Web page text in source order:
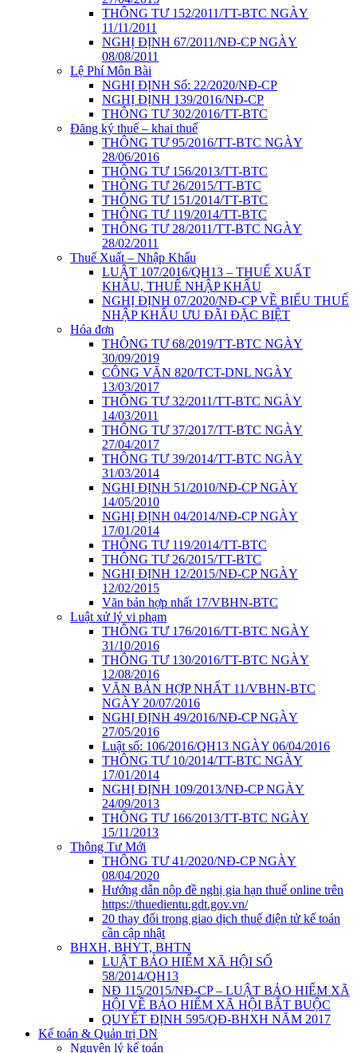
THÔNG TƯ 152/2011/TT-BTC NGÀY
11/11/2011
NGHỊ ĐỊNH 67/2011/NĐ-CP NGÀY
08/08/2011
Lệ Phí Môn Bài
NGHỊ ĐỊNH Số: 22/2020/NĐ-CP
NGHỊ ĐỊNH 139/2016/NĐ-CP
THÔNG TƯ 302/2016/TT-BTC
Đăng ký thuế – khai thuế
THÔNG TƯ 95/2016/TT-BTC NGÀY
28/06/2016
THÔNG TƯ 156/2013/TT-BTC
THÔNG TƯ 26/2015/TT-BTC
THÔNG TƯ 151/2014/TT-BTC
THÔNG TƯ 119/2014/TT-BTC
THÔNG TƯ 28/2011/TT-BTC NGÀY
28/02/2011
Thuế Xuất – Nhập Khẩu
LUẬT 107/2016/QH13 – THUẾ XUẤT
KHẨU, THUẾ NHẬP KHẨU
NGHỊ ĐỊNH 07/2020/NĐ-CP VỀ BIỂU THUẾ
NHẬP KHẨU ƯU ĐÃI ĐẶC BIỆT
Hóa đơn
THÔNG TƯ 68/2019/TT-BTC NGÀY
30/09/2019
CÔNG VĂN 820/TCT-DNL NGÀY
13/03/2017
THÔNG TƯ 32/2011/TT-BTC NGÀY
14/03/2011
THÔNG TƯ 37/2017/TT-BTC NGÀY
27/04/2017
THÔNG TƯ 39/2014/TT-BTC NGÀY
31/03/2014
NGHỊ ĐỊNH 51/2010/NĐ-CP NGÀY
14/05/2010
NGHỊ ĐỊNH 04/2014/NĐ-CP NGÀY
17/01/2014
THÔNG TƯ 119/2014/TT-BTC
THÔNG TƯ 26/2015/TT-BTC
NGHỊ ĐỊNH 12/2015/NĐ-CP NGÀY
12/02/2015
Văn bản hợp nhất 17/VBHN-BTC
Luật xử lý vi phạm
THÔNG TƯ 176/2016/TT-BTC NGÀY
31/10/2016
THÔNG TƯ 130/2016/TT-BTC NGÀY
12/08/2016
VĂN BẢN HỢP NHẤT 11/VBHN-BTC
NGÀY 20/07/2016
NGHỊ ĐỊNH 49/2016/NĐ-CP NGÀY
27/05/2016
Luật số: 106/2016/QH13 NGÀY 06/04/2016
THÔNG TƯ 10/2014/TT-BTC NGÀY
17/01/2014
NGHỊ ĐỊNH 109/2013/NĐ-CP NGÀY
24/09/2013
THÔNG TƯ 166/2013/TT-BTC NGÀY
15/11/2013
Thông Tư Mới
THÔNG TƯ 41/2020/NĐ-CP NGÀY
08/04/2020
Hướng dẫn nộp đề nghị gia hạn thuế online trên
https://thuedientu.gdt.gov.vn/
20 thay đổi trong giao dịch thuế điện tử kế toán
cần cập nhật
BHXH, BHYT, BHTN
LUẬT BẢO HIỂM XÃ HỘI SỐ
58/2014/QH13
NĐ 115/2015/NĐ-CP – LUẬT BẢO HIỂM XÃ
HỘI VỀ BẢO HIỂM XÃ HỘI BẮT BUỘC
QUYẾT ĐỊNH 595/QĐ-BHXH NĂM 2017
Kế toán & Quản trị DN
Nguyên lý kế toán